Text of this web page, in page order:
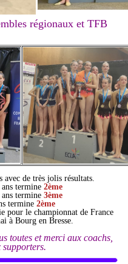
régionaux et TFB
avec de très jolis résultats.
termine 2ème
termine 3ème
termine 2ème
pour le championnat de France
à Bourg en Bresse.
toutes et merci aux coachs,
supporters.